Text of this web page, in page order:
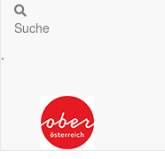
Suche
.